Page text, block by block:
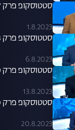
סטטוסקופ פרק 167
1.8.2023
סטטוסקופ פרק 168
6.8.2023
סטטוסקופ פרק 169
13.8.2023
סטטוסקופ פרק 170
20.8.2023